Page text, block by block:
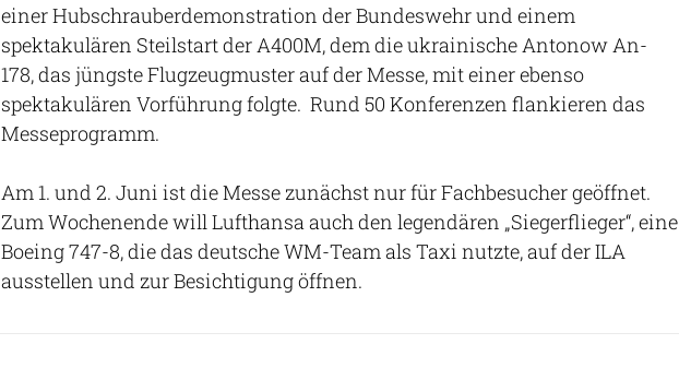
einer Hubschrauberdemonstration der Bundeswehr und einem
spektakulären Steilstart der A400M, dem die ukrainische Antonow An-
178, das jüngste Flugzeugmuster auf der Messe, mit einer ebenso
spektakulären Vorführung folgte. Rund 50 Konferenzen flankieren das
Messeprogramm.
Am 1. und 2. Juni ist die Messe zunächst nur für Fachbesucher geöffnet.
Zum Wochenende will Lufthansa auch den legendären „Siegerflieger“, eine
Boeing 747-8, die das deutsche WM-Team als Taxi nutzte, auf der ILA
ausstellen und zur Besichtigung öffnen.